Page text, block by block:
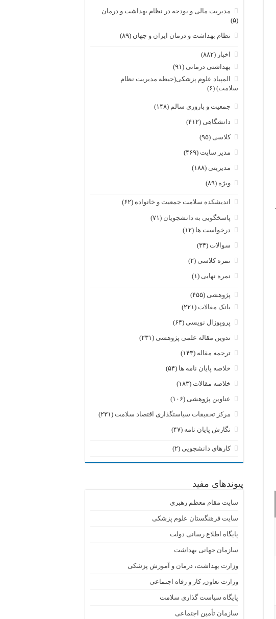
مدیریت مالی و بودجه در نظام بهداشت و درمان
(۵)
نظام بهداشت و درمان ایران و جهان (۸۹)
اخبار (۸۸۲)
بهداشتی درمانی (۹۱)
المپیاد علوم پزشکی(حیطه مدیریت نظام
سلامت) (۶)
جمعیت و باروری سالم (۱۴۸)
دانشگاهی (۴۱۲)
کلاسی (۹۵)
مدیر سایت(۴۶۹)
مدیریتی (۱۸۸)
ویژه (۸۹)
اندیشکده سلامت جمعیت و خانواده (۶۲)
پاسخگویی به دانشجویان (۷۱)
درخواست ها (۱۲)
سوالات(۳۴)
نمره کلاسی (۲)
نمره نهایی (۱)
پژوهشی (۴۵۵)
بانک مقالات(۲۲۱)
پروپوزال نویسی (۶۴)
تدوین مقاله علمی پژوهشی (۲۳۱)
ترجمه مقاله (۱۴۳)
خلاصه پایان نامه ها (۵۴)
خلاصه مقالات(۱۸۳)
عناوین پژوهشی (۱۰۶)
مرکز تحقیقات سیاستگذاری اقتصاد سلامت(۲۳۱)
نگارش پایان نامه (۴۷)
کارهای دانشجویی (۲)
پیوندهای مفید
سایت مقام معظم رهبری
سایت فرهنگستان علوم پزشکی
پایگاه اطلاع رسانی دولت
سازمان جهانی بهداشت
وزارت بهداشت، درمان و آموزش پزشکی
وزارت تعاون, کار و رفاه اجتماعی
پایگاه سیاست گذاری سلامت
سازمان تأمین اجتماعی